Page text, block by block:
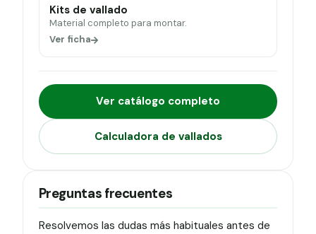
Kits de vallado
Material completo para montar.
Ver ficha
Ver catálogo completo
Calculadora de vallados
Preguntas frecuentes
Resolvemos las dudas más habituales antes de